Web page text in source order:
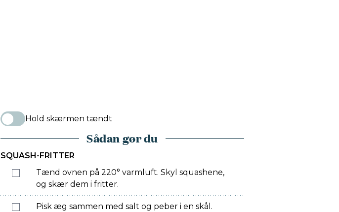
Hold skærmen tændt
Sådan gør du
SQUASH-FRITTER
Tænd ovnen på 220° varmluft. Skyl squashene,
og skær dem i fritter.
Pisk æg sammen med salt og peber i en skål.